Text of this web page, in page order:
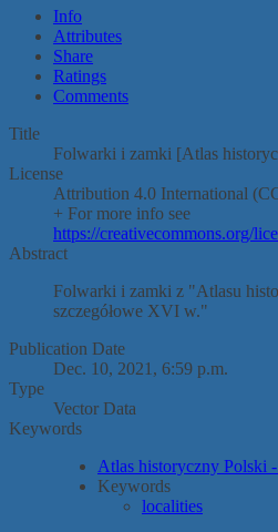
Info
Attributes
Share
Ratings
Comments
Title
Folwarki i zamki [Atlas
License
Attribution 4.0 International
+ For more info see
https://creativecommons.org/
Abstract
Folwarki i zamki z "Atlasu
szczegółowe XVI w."
Publication Date
Dec. 10, 2021, 6:59 p.m.
Type
Vector Data
Keywords
Atlas historyczny Polski
Keywords
localities